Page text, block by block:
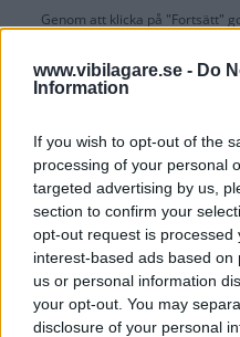
www.vibilagare.se - Do
Information
If you wish to opt-out of the
processing of your personal
targeted advertising by us,
section to confirm your
opt-out request is processed
interest-based ads based
us or personal information
your opt-out. You may
disclosure of your personal
Genom att klicka på "Fortsätt"
OK-Förlagets integritetspolicy
Är du redan
Aktivera din digitala